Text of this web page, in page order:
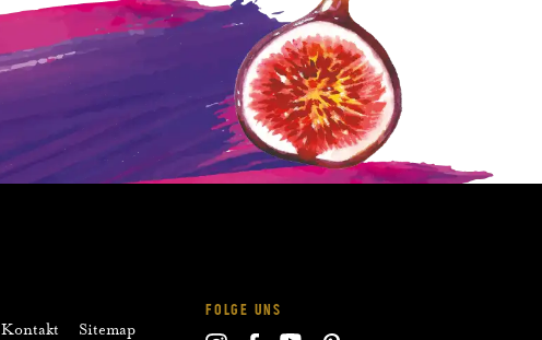
Kontakt Sitemap
FOLGE UNS